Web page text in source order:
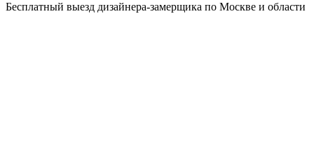
Бесплатный выезд дизайнера-замерщика по Москве и области